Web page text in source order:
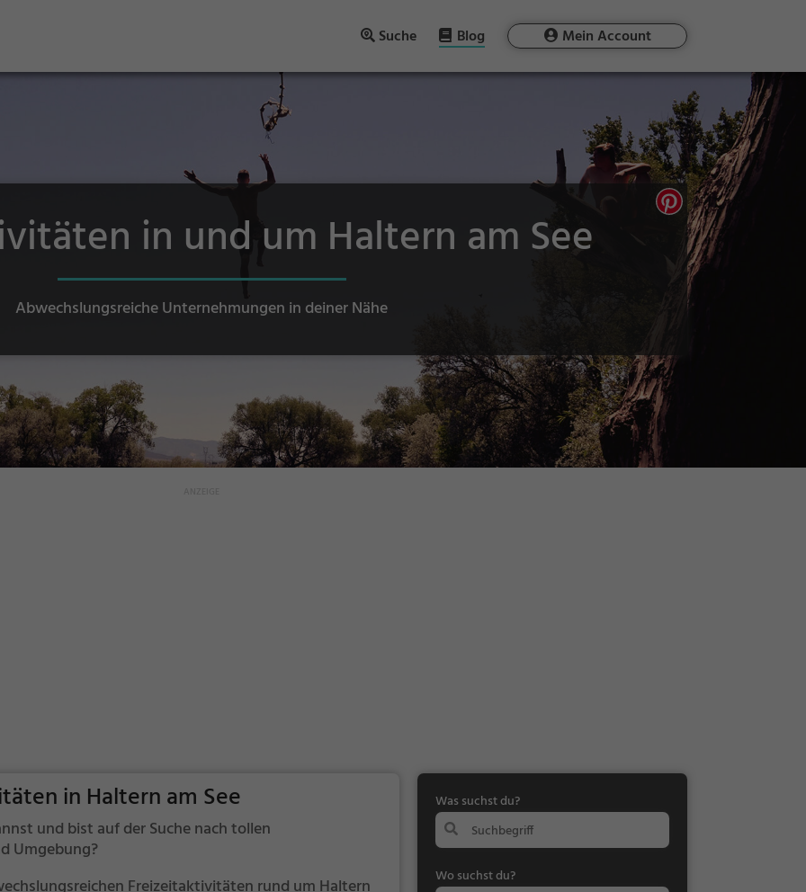
Suche Blog Mein Account
in und um Haltern am See
Abwechslungsreiche Unternehmungen in deiner Nähe
in Haltern am See
und bist auf der Suche nach tollen
Umgebung?
Was suchst du?
Wo suchst du?